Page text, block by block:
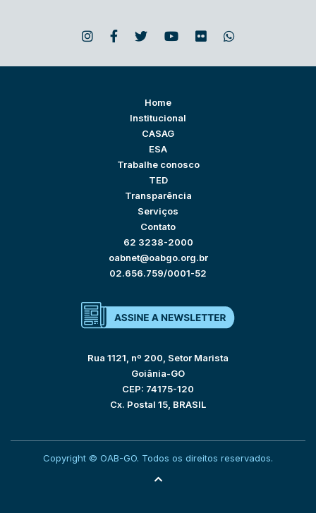
Home
Institucional
CASAG
ESA
Trabalhe conosco
TED
Transparência
Serviços
Contato
62 3238-2000
oabnet@oabgo.org.br
02.656.759/0001-52
Rua 1121, nº 200, Setor Marista
Goiânia-GO
CEP: 74175-120
Cx. Postal 15, BRASIL
Copyright © OAB-GO. Todos os direitos reservados.